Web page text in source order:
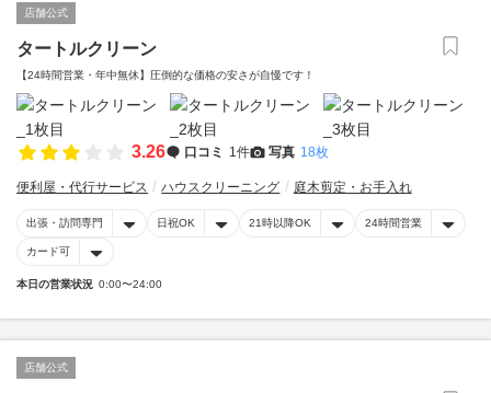
店舗公式
タートルクリーン
【24時間営業・年中無休】圧倒的な価格の安さが自慢です！
3.26 口コミ 1件 写真 18枚
便利屋・代行サービス ハウスクリーニング 庭木剪定・お手入れ
出張・訪問専門 日祝OK 21時以降OK 24時間営業
カード可
本日の営業状況 0:00〜24:00
店舗公式